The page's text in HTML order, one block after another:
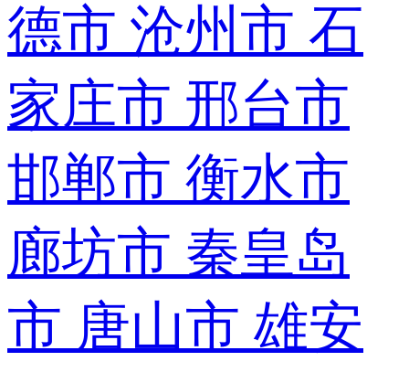
德市 沧州市 石
家庄市 邢台市
邯郸市 衡水市
廊坊市 秦皇岛
市 唐山市 雄安